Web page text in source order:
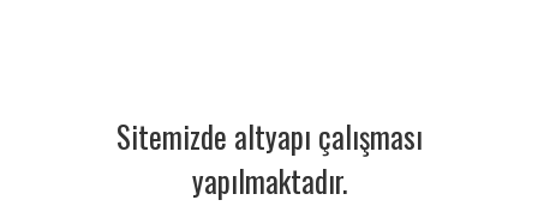
Sitemizde altyapı çalışması
yapılmaktadır.